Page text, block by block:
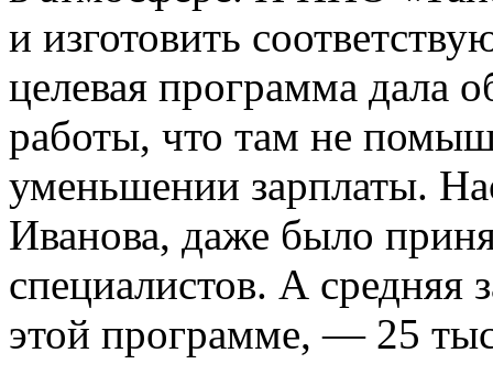
и изготовить
целевая программа дала
работы, что там не
уменьшении зарплаты.
Иванова, даже было
специалистов. А средняя
этой программе, — 25